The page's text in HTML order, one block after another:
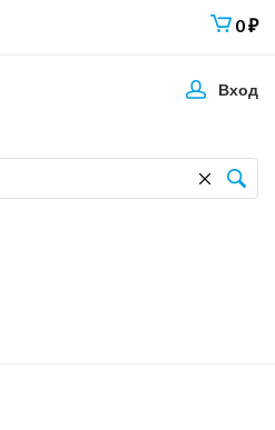
0₽
Вход